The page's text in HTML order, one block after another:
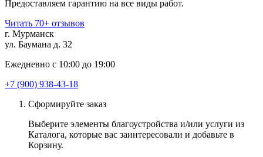
Предоставляем гарантию на все виды работ.
Читать 70+ отзывов
г. Мурманск
ул. Баумана д. 32
Ежедневно с 10:00 до 19:00
+7 (900) 938-43-18
Сформируйте заказ
Выберите элементы благоустройства и/или услуги из
Каталога, которые вас заинтересовали и добавьте в
Корзину.